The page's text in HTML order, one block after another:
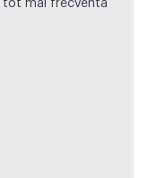
tot mai frecventă